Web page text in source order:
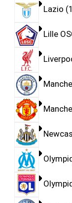
Lazio
Lille